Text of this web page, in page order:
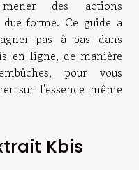
des actions
forme. Ce guide a
pas à pas dans
en ligne, de manière
pour vous
sur l'essence même
Kbis